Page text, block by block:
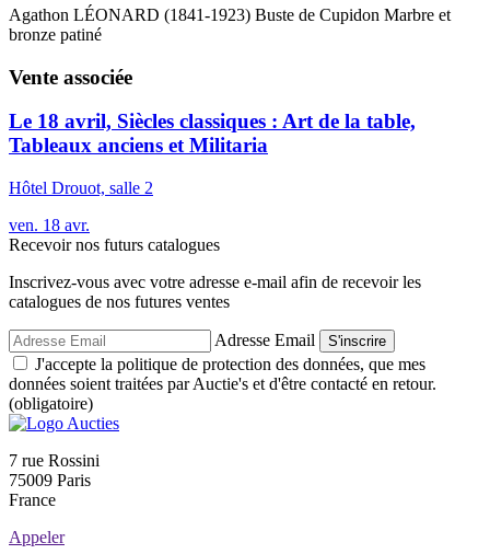
Agathon LÉONARD (1841-1923) Buste de Cupidon Marbre et
bronze patiné
Vente associée
Le 18 avril, Siècles classiques : Art de la table,
Tableaux anciens et Militaria
Hôtel Drouot, salle 2
ven. 18 avr.
Recevoir nos futurs catalogues
Inscrivez-vous avec votre adresse e-mail afin de recevoir les
catalogues de nos futures ventes
Adresse Email S'inscrire
J'accepte la politique de protection des données, que mes
données soient traitées par Auctie's et d'être contacté en retour.
(obligatoire)
7 rue Rossini
75009 Paris
France
Appeler